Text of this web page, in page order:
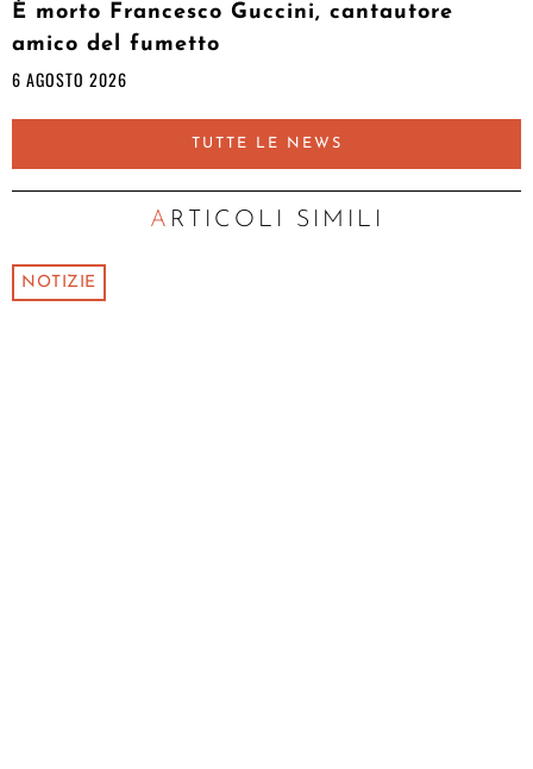
È morto Francesco Guccini, cantautore
amico del fumetto
6 AGOSTO 2026
TUTTE LE NEWS
ARTICOLI SIMILI
NOTIZIE